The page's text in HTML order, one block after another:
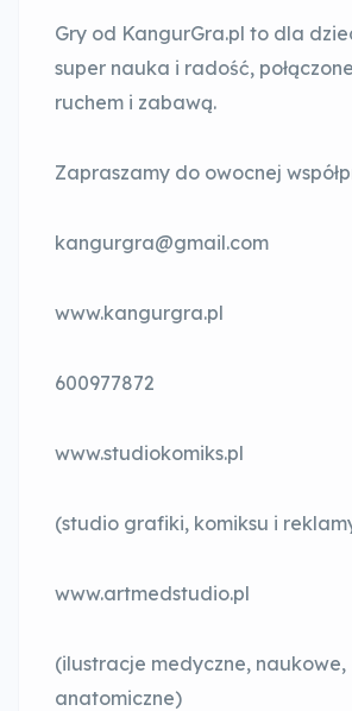
Gry od KangurGra.pl to dla
super nauka i radość,
ruchem i zabawą.
Zapraszamy do owocnej
kangurgra@gmail.com
www.kangurgra.pl
600977872
www.studiokomiks.pl
(studio grafiki, komiksu i
www.artmedstudio.pl
(ilustracje medyczne, naukowe,
anatomiczne)